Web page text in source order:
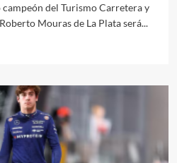
campeón del Turismo Carretera y
Mouras de La Plata será...